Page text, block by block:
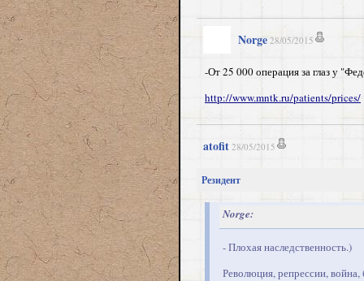
Norge 28/05/2015
-От 25 000 операция за глаз у
http://www.mntk.ru/patients/prices/
atofit 28/05/2015
Резидент
Norge:
- Плохая наследственность.)
Революция, репрессии, война,